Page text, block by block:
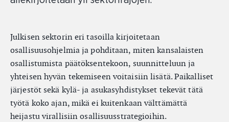
Julkisen sektorin eri tasoilla kirjoitetaan
osallisuusohjelmia ja pohditaan, miten kansalaisten
osallistumista päätöksentekoon, suunnitteluun ja
yhteisen hyvän tekemiseen voitaisiin lisätä. Paikalliset
järjestöt sekä kylä- ja asukasyhdistykset tekevät tätä
työtä koko ajan, mikä ei kuitenkaan välttämättä
heijastu virallisiin osallisuusstrategioihin.